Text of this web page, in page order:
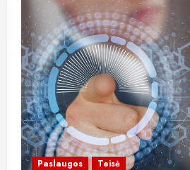
Paslaugos Teisė